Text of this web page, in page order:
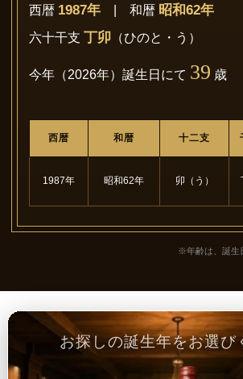
西暦 1987年 | 和暦 昭和62年
六十干支 丁卯 （ひのと・う）
今年（2026年）誕生日にて 39 歳
西暦 和暦 十二支
1987年 昭和62年 卯（う）
※年齢は、誕生
お探しの誕生年をお選び